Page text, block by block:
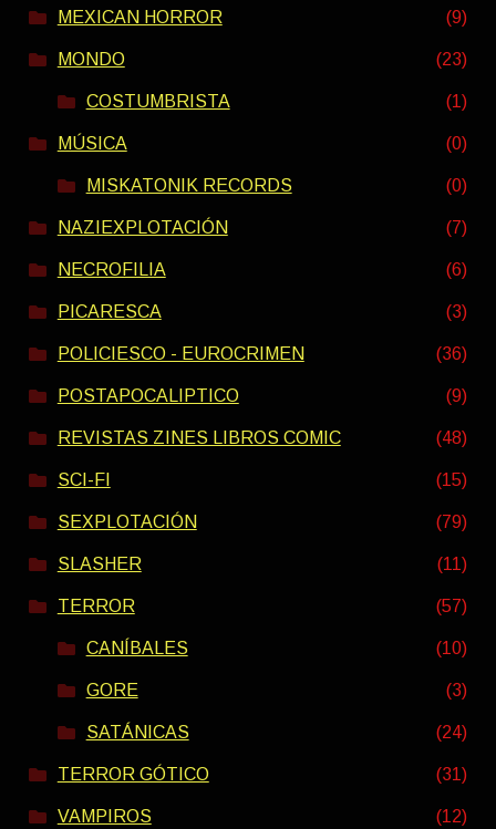
MEXICAN HORROR (9)
MONDO (23)
COSTUMBRISTA (1)
MÚSICA (0)
MISKATONIK RECORDS (0)
NAZIEXPLOTACIÓN (7)
NECROFILIA (6)
PICARESCA (3)
POLICIESCO - EUROCRIMEN (36)
POSTAPOCALIPTICO (9)
REVISTAS ZINES LIBROS COMIC (48)
SCI-FI (15)
SEXPLOTACIÓN (79)
SLASHER (11)
TERROR (57)
CANÍBALES (10)
GORE (3)
SATÁNICAS (24)
TERROR GÓTICO (31)
VAMPIROS (12)